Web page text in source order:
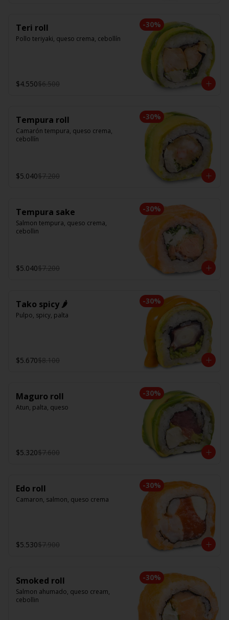
-30%
Teri roll
Pollo teriyaki, queso crema, cebollín
$4.550$6.500
-30%
Tempura roll
Camarón tempura, queso crema,
cebollín
$5.040$7.200
-30%
Tempura sake
Salmon tempura, queso crema,
cebollin
$5.040$7.200
-30%
Tako spicy 🌶️
Pulpo, spicy, palta
$5.670$8.100
-30%
Maguro roll
Atun, palta, queso
$5.320$7.600
-30%
Edo roll
Camaron, salmon, queso crema
$5.530$7.900
-30%
Smoked roll
Salmon ahumado, queso cream,
cebollin